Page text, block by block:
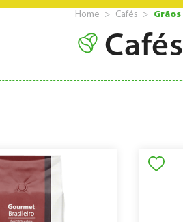
Home Cafés Grãos
Cafés